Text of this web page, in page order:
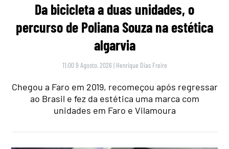
Da bicicleta a duas unidades, o
percurso de Poliana Souza na estética
algarvia
11:00 9 Agosto, 2026 | Henrique Dias Freire
Chegou a Faro em 2019, recomeçou após regressar
ao Brasil e fez da estética uma marca com
unidades em Faro e Vilamoura